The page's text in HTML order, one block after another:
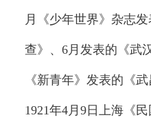
月《少年世界》杂志
查》、6月发表的《武
《新青年》发表的《
1921年4月9日上海《